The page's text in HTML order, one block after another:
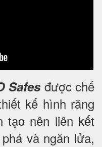
Safesđược chế
kế hình răng
tạo nên liên kết
và ngăn lửa,